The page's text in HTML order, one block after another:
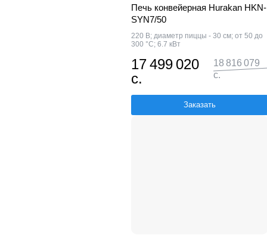
Печь конвейерная Hurakan HKN-
SYN7/50
220 В; диаметр пиццы - 30 см; от 50 до
300 °С; 6.7 кВт
17 499 020
с.
18 816 079
с.
Заказать